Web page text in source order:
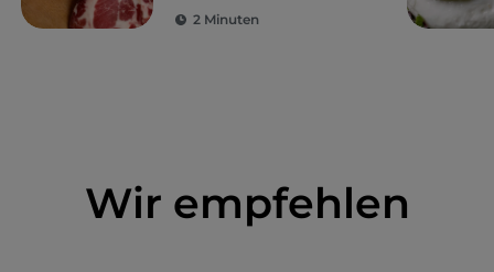
Gino Sorbillo
2 Minuten
Wir empfehlen